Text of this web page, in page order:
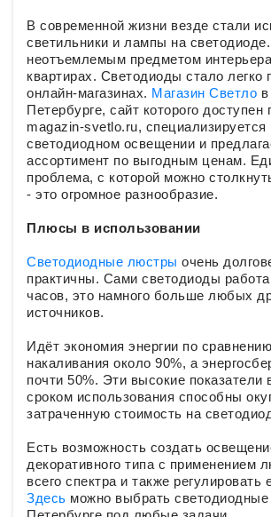
В современной жизни везде стали
светильники и лампы на
неотъемлемым предметом
квартирах. Светодиоды стало легко
онлайн-магазинах. Магазин Светло
Петербурге, сайт которого доступен
magazin-svetlo.ru, специализируется
светодиодном освещении и
ассортимент по выгодным ценам.
проблема, с которой можно
- это огромное разнообразие.
Плюсы в использовании
Светодиодные люстры очень
практичны. Сами светодиоды
часов, это намного больше любых
источников.
Идёт экономия энергии по
накаливания около 90%, а
почти 50%. Эти высокие показатели
сроком использования способны
затраченную стоимость на
Есть возможность создать
декоративного типа с применением
всего спектра и также регулировать
Здесь можно выбрать